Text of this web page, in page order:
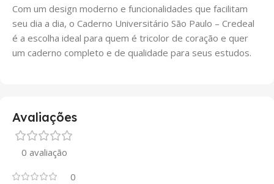
Com um design moderno e funcionalidades que facilitam
seu dia a dia, o Caderno Universitário São Paulo – Credeal
é a escolha ideal para quem é tricolor de coração e quer
um caderno completo e de qualidade para seus estudos.
Avaliações
0 avaliação
0